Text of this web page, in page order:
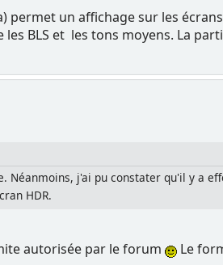
permet un affichage sur les
BLS et les tons moyens. La
Néanmoins, j'ai pu constater qu'il y a
HDR.
autorisée par le forum
Le